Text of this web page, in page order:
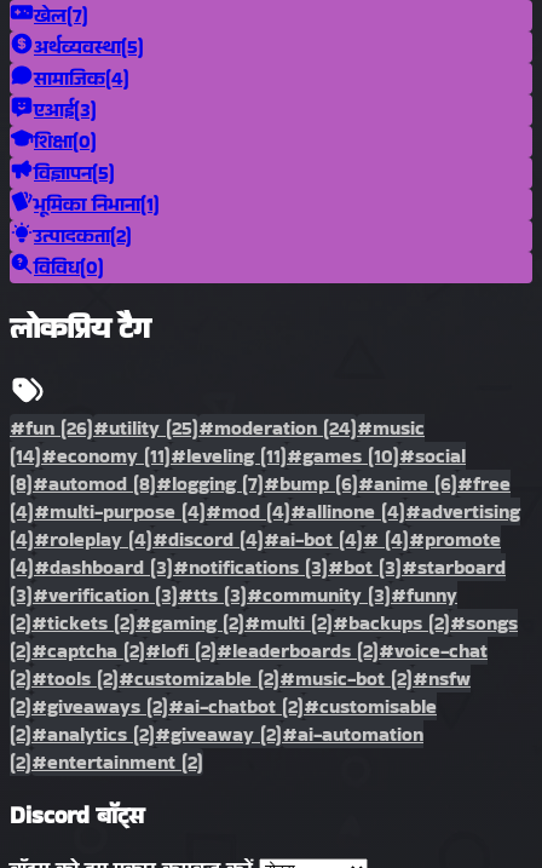
खेल(7)
अर्थव्यवस्था(5)
सामाजिक(4)
एआई(3)
शिक्षा(0)
विज्ञापन(5)
भूमिका निभाना(1)
उत्पादकता(2)
विविध(0)
लोकप्रिय टैग
#fun (26)#utility (25)#moderation (24)#music
(14)#economy (11)#leveling (11)#games (10)#social
(8)#automod (8)#logging (7)#bump (6)#anime (6)#free
(4)#multi-purpose (4)#mod (4)#allinone (4)#advertising
(4)#roleplay (4)#discord (4)#ai-bot (4)# (4)#promote
(4)#dashboard (3)#notifications (3)#bot (3)#starboard
(3)#verification (3)#tts (3)#community (3)#funny
(2)#tickets (2)#gaming (2)#multi (2)#backups (2)#songs
(2)#captcha (2)#lofi (2)#leaderboards (2)#voice-chat
(2)#tools (2)#customizable (2)#music-bot (2)#nsfw
(2)#giveaways (2)#ai-chatbot (2)#customisable
(2)#analytics (2)#giveaway (2)#ai-automation
(2)#entertainment (2)
Discord बॉट्स